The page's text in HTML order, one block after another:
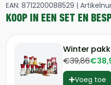
EAN: 8712200088529 |
KOOP IN EEN SET EN
Winter
€39,86
Voeg toe